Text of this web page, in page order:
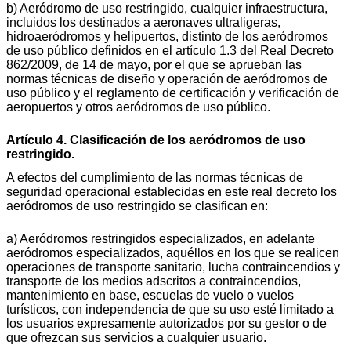
b) Aeródromo de uso restringido, cualquier infraestructura,
incluidos los destinados a aeronaves ultraligeras,
hidroaeródromos y helipuertos, distinto de los aeródromos
de uso público definidos en el artículo 1.3 del Real Decreto
862/2009, de 14 de mayo, por el que se aprueban las
normas técnicas de diseño y operación de aeródromos de
uso público y el reglamento de certificación y verificación de
aeropuertos y otros aeródromos de uso público.
Artículo 4. Clasificación de los aeródromos de uso
restringido.
A efectos del cumplimiento de las normas técnicas de
seguridad operacional establecidas en este real decreto los
aeródromos de uso restringido se clasifican en:
a) Aeródromos restringidos especializados, en adelante
aeródromos especializados, aquéllos en los que se realicen
operaciones de transporte sanitario, lucha contraincendios y
transporte de los medios adscritos a contraincendios,
mantenimiento en base, escuelas de vuelo o vuelos
turísticos, con independencia de que su uso esté limitado a
los usuarios expresamente autorizados por su gestor o de
que ofrezcan sus servicios a cualquier usuario.